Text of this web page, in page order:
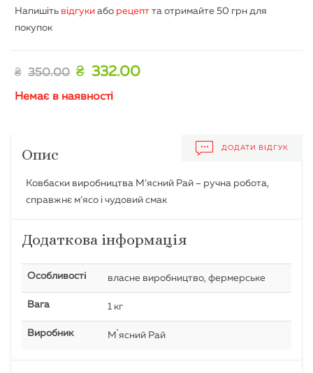
Напишіть відгуки або рецепт та отримайте 50 грн для
покупок
₴ 350.00 ₴ 332.00
Немає в наявності
ДОДАТИ ВІДГУК
Опис
Ковбаски виробництва М’ясний Рай – ручна робота,
справжнє м’ясо і чудовий смак
Додаткова інформація
Особливості власне виробництво, фермерське
Вага 1 кг
Виробник М`ясний Рай